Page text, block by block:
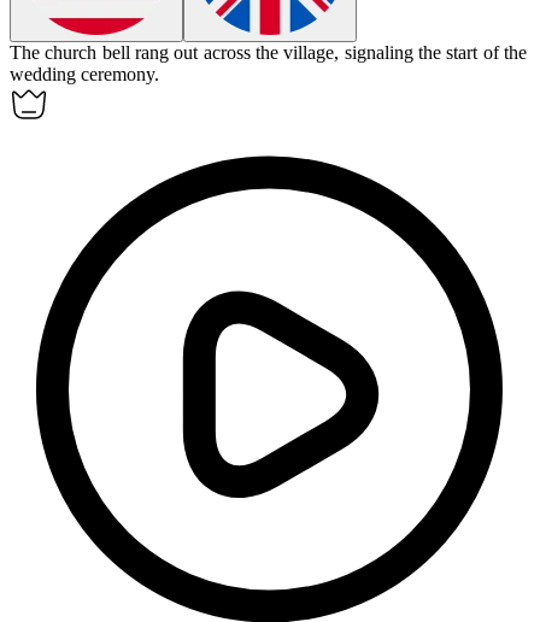
The church bell rang out across the village, signaling the start of the
wedding ceremony.